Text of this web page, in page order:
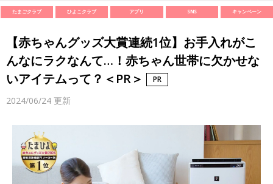
たまごクラブ ひよこクラブ アプリ SNS キャンペーン
【赤ちゃんグッズ大賞連続1位】お手入れがこ
んなにラクなんて…！赤ちゃん世帯に欠かせな
いアイテムって？＜PR＞
2024/06/24 更新